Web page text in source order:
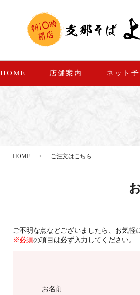
HOME 店舗案内 ネット予
HOME ご注文はこちら
ご不明な点などございましたら、お気軽
※必須の項目は必ず入力してください。
お名前